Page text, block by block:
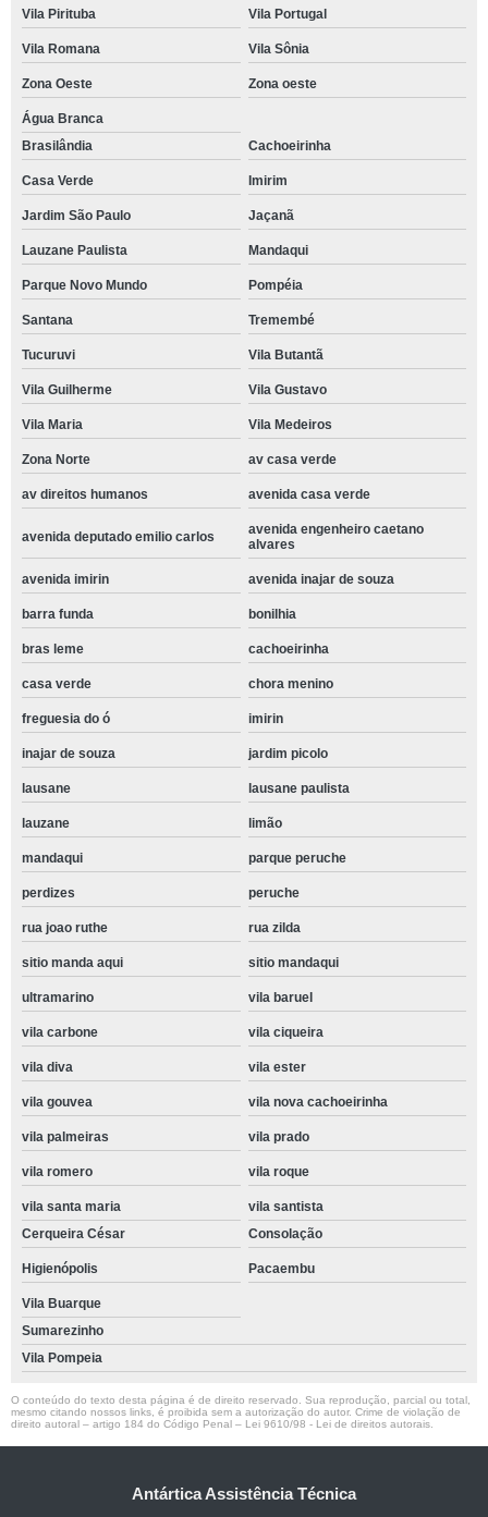
Vila Pirituba Vila Portugal
Vila Romana Vila Sônia
Zona Oeste Zona oeste
Água Branca
Brasilândia
Cachoeirinha
Casa Verde Imirim
Jardim São Paulo Jaçanã
Lauzane Paulista Mandaqui
Parque Novo Mundo Pompéia
Santana Tremembé
Tucuruvi Vila Butantã
Vila Guilherme Vila Gustavo
Vila Maria Vila Medeiros
Zona Norte av casa verde
av direitos humanos avenida casa verde
avenida deputado emilio carlos
avenida engenheiro caetano
alvares
avenida imirin avenida inajar de souza
barra funda bonilhia
bras leme cachoeirinha
casa verde chora menino
freguesia do ó imirin
inajar de souza jardim picolo
lausane lausane paulista
lauzane limão
mandaqui parque peruche
perdizes peruche
rua joao ruthe rua zilda
sitio manda aqui sitio mandaqui
ultramarino vila baruel
vila carbone vila ciqueira
vila diva vila ester
vila gouvea vila nova cachoeirinha
vila palmeiras vila prado
vila romero vila roque
vila santa maria
vila santista
Cerqueira César
Consolação
Higienópolis Pacaembu
Vila Buarque
Sumarezinho
Vila Pompeia
O conteúdo do texto desta página é de direito reservado. Sua reprodução, parcial ou total,
mesmo citando nossos links, é proibida sem a autorização do autor. Crime de violação de
direito autoral – artigo 184 do Código Penal – Lei 9610/98 - Lei de direitos autorais
Antártica Assistência Técnica